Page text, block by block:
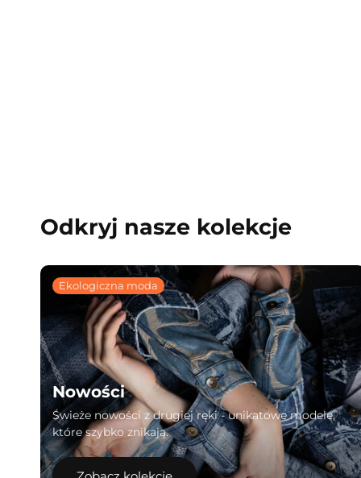
Odkryj nasze kolekcje
Ekologiczna moda
Nowości
Świeże nowości z drugiej ręki - unikatowe modele,
które szybko znikają.